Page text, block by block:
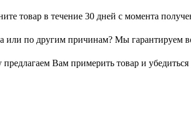
товар в течение 30 дней с момента
или по другим причинам? Мы гарантируем
Вам примерить товар и убедиться